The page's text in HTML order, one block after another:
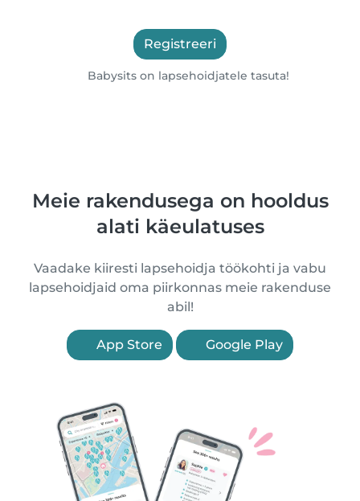
Registreeri
Babysits on lapsehoidjatele tasuta!
Meie rakendusega on hooldus
alati käeulatuses
Vaadake kiiresti lapsehoidja töökohti ja vabu
lapsehoidjaid oma piirkonnas meie rakenduse
abil!
App Store Google Play